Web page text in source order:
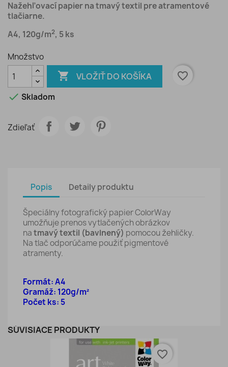
Nažehľovací papier na tmavý textil pre atramentové
tlačiarne.
A4, 120g/m2, 5 ks
Množstvo
 VLOŽIŤ DO KOŠÍKA
favorite_border
 Skladom
Zdieľať
Popis Detaily produktu
Špeciálny fotografický papier ColorWay
umožňuje prenos vytlačených obrázkov
natmavý textil (bavlnený) pomocou žehličky.
Na tlač odporúčame použiť pigmentové
atramenty.
Formát: A4
Gramáž: 120g/m²
Počet ks: 5
SÚVISIACE PRODUKTY
favorite_border